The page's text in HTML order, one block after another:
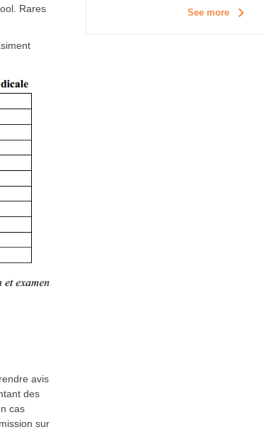
Rares
avis
des
cas
sur
See more